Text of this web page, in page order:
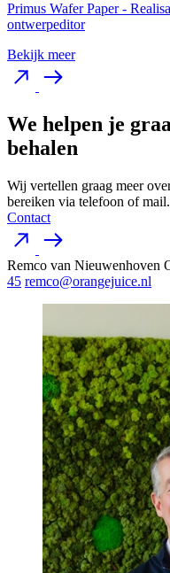
Primus Wafer Paper-
ontwerpeditor
Bekijk meer
We helpen je
behalen
Wij vertellen graag meer
bereiken via telefoon of mail.
Contact
Remco van Nieuwenhoven
45 remco@orangejuice.nl